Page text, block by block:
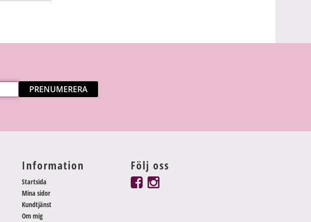
PRENUMERERA
Information
Startsida
Mina sidor
Kundtjänst
Om mig
Följ oss